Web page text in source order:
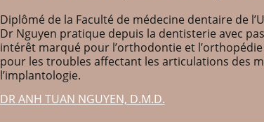
Diplômé de la Faculté de médecine dentaire de
Dr Nguyen pratique depuis la dentisterie avec
intérêt marqué pour l’orthodontie et
pour les troubles affectant les articulations des
l’implantologie.
DR ANH TUAN NGUYEN, D.M.D.